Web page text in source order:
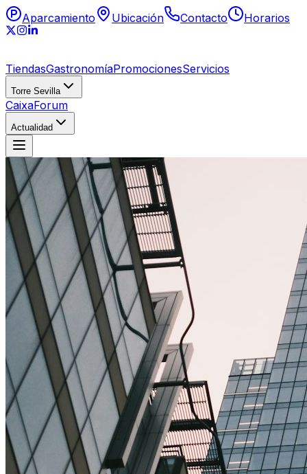
Aparcamiento Ubicación Contacto Horarios
TiendasGastronomíaPromocionesServicios
Torre Sevilla
CaixaForum
Actualidad